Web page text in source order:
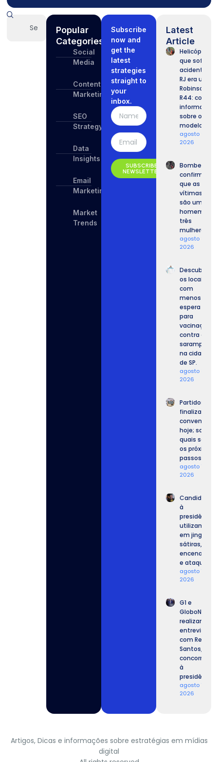
Popular
Categories
Social
Media
Content
Marketing
SEO
Strategy
Data
Insights
Email
Marketing
Market
Trends
Subscribe
now and
get the
latest
strategies
straight to
your
inbox.
SUBSCRIBE
NEWSLETTER
Latest
Article
Helicóptero
que sofreu
acidente no
RJ era um
Robinson
R44: confira
informações
sobre o
modelo.
agosto 9,
2026
Bombeiros
confirmam
que as
vítimas
são um
homem e
três
mulheres.
agosto 8,
2026
Descubra
os locais
com
menos
espera
para
vacinação
contra o
sarampo
na cidade
de SP.
agosto 8,
2026
Partidos
finalizam
convenções
hoje; saiba
quais serão
os próximos
passos.
agosto 7,
2026
Candidatos
à
presidência
utilizam IA
em jingles,
sátiras,
encenações
e ataques.
agosto 7,
2026
G1 e
GloboNews
realizam
entrevista
com Renan
Santos,
concorrente
à
presidência.
agosto 7,
2026
Artigos, Dicas e informações sobre estratégias em mídias
digital